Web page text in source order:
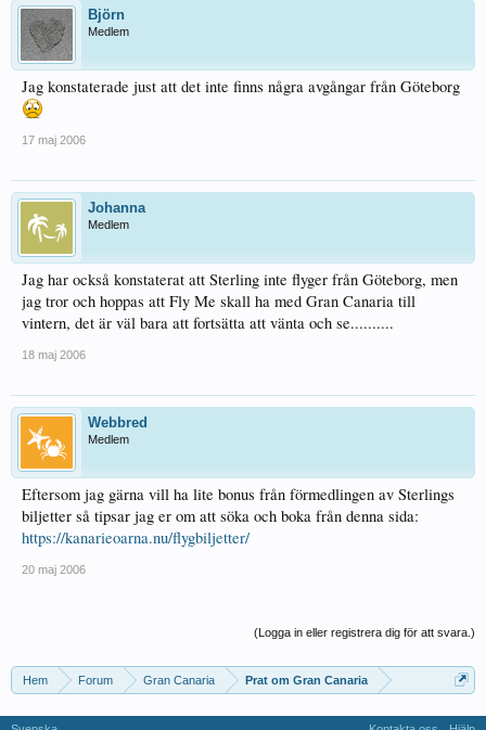
Björn
Medlem
Jag konstaterade just att det inte finns några avgångar från Göteborg
17 maj 2006
Johanna
Medlem
Jag har också konstaterat att Sterling inte flyger från Göteborg, men
jag tror och hoppas att Fly Me skall ha med Gran Canaria till
vintern, det är väl bara att fortsätta att vänta och se..........
18 maj 2006
Webbred
Medlem
Eftersom jag gärna vill ha lite bonus från förmedlingen av Sterlings
biljetter så tipsar jag er om att söka och boka från denna sida:
https://kanarieoarna.nu/flygbiljetter/
20 maj 2006
(Logga in eller registrera dig för att svara.)
Hem Forum Gran Canaria Prat om Gran Canaria